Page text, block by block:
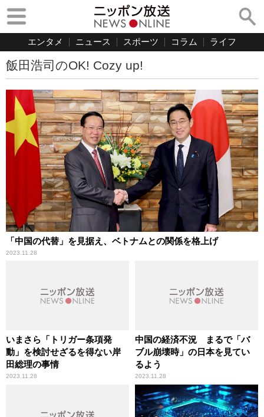
エンタメ ニュース スポーツ コラム ライフ
飯田浩司のOK! Cozy up!
「中国の代替」を見据え、ベトナムとの関係を格上げ
2023.11.28
いまさら「トリガー条項発
動」を検討せざるを得ない岸
田総理の事情
2023.11.28
中国の経済不況 まるで「バ
ブル崩壊時」の日本を見てい
るよう
2023.11.28